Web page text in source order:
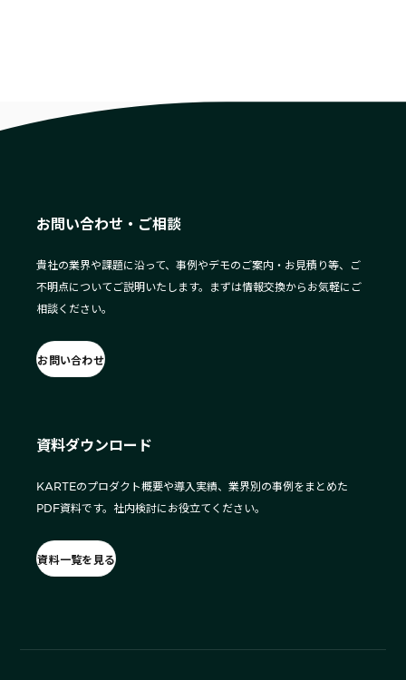
お問い合わせ・ご相談
貴社の業界や課題に沿って、事例やデモのご案内・お見積り等、ご
不明点についてご説明いたします。まずは情報交換からお気軽にご
相談ください。
お問い合わせ
資料ダウンロード
KARTEのプロダクト概要や導入実績、業界別の事例をまとめた
PDF資料です。社内検討にお役立てください。
資料一覧を見る